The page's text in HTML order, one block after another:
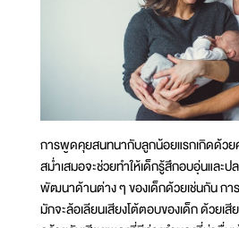
การพูดคุยสนทนากับลูกน้อยแรกเกิดด้ว
สม่ำเสมอจะช่วยทำให้เด็กรู้สึกอบอุ่นและ
พัฒนาด้านต่าง ๆ ของเด็กด้วยเช่นกัน ก
มักจะล้อเลียนเสียงโต้ตอบของเด็ก ด้วยเสี